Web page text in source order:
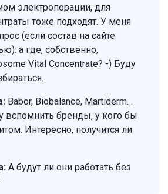
электропорации, для
тоже подходят. У меня
(если состав на сайте
а где, собственно,
Vital Concentrate? -) Буду
Babor, Biobalance, Martiderm…
вспомнить бренды, у кого бы
Интересно, получится ли
А будут ли они работать без